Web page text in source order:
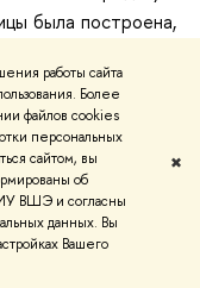
работы сайта
Более
файлов cookies
персональных
сайтом, вы
об
ВШЭ и согласны
данных. Вы
Вашего
✖
была построена,
помешала
Ярославого
Богородицы и
слились в памяти.
состояние храмов
в реставрации,